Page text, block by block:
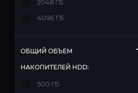
2048 ГБ
4096 ГБ
ОБЩИЙ ОБЪЕМ
НАКОПИТЕЛЕЙ HDD:
500 ГБ